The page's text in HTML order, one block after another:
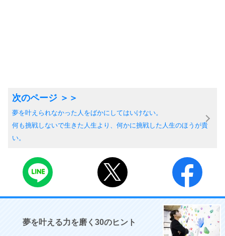
夢を叶えられなかった人をばかにしてはいけない。
何も挑戦しないで生きた人生より、何かに挑戦した人生のほうが貴
い。
夢を叶える力を磨く30のヒント